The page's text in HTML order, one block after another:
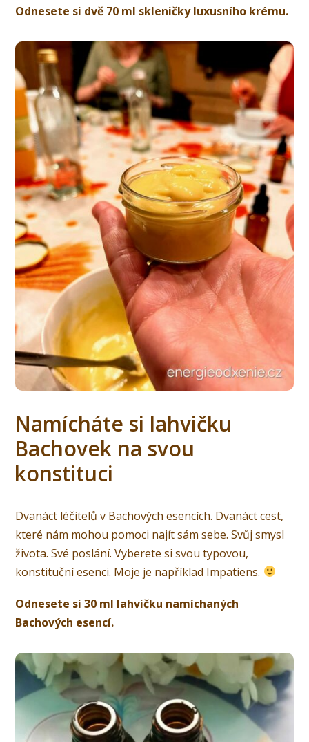
Odnesete si dvě 70 ml skleničky luxusního krému.
Namícháte si lahvičku
Bachovek na svou
konstituci
Dvanáct léčitelů v Bachových esencích. Dvanáct cest,
které nám mohou pomoci najít sám sebe. Svůj smysl
života. Své poslání. Vyberete si svou typovou,
konstituční esenci. Moje je například Impatiens.
Odnesete si 30 ml lahvičku namíchaných
Bachových esencí.